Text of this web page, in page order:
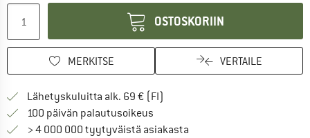
OSTOSKORIIN
MERKITSE VERTAILE
Lähetyskuluitta alk. 69 € (FI)
100 päivän palautusoikeus
> 4 000 000 tyytyväistä asiakasta